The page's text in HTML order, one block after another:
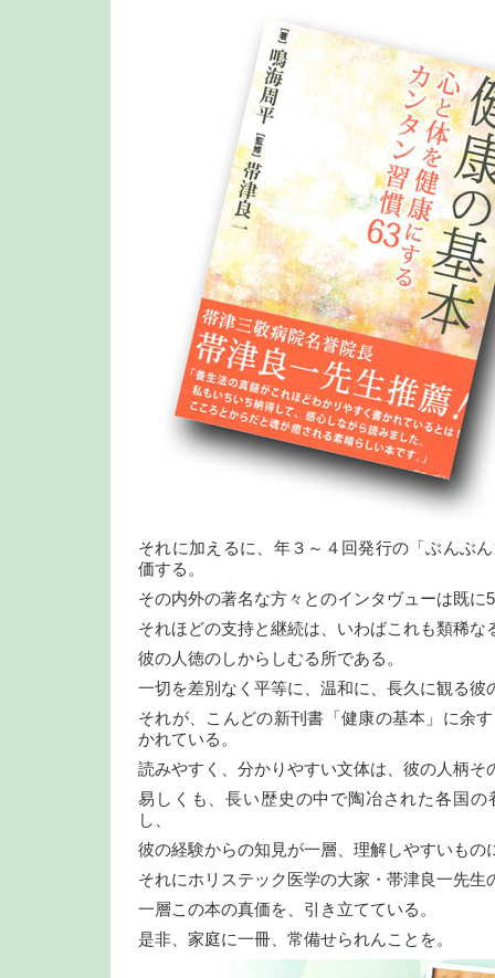
それに加えるに、年３～４回発行の「ぶんぶ
価する。
その内外の著名な方々とのインタヴューは既に
それほどの支持と継続は、いわばこれも類稀な
彼の人徳のしからしむる所である。
一切を差別なく平等に、温和に、長久に観る彼
それが、こんどの新刊書「健康の基本」に余
かれている。
読みやすく、分かりやすい文体は、彼の人柄そ
易しくも、長い歴史の中で陶冶された各国の
し、
彼の経験からの知見が一層、理解しやすいもの
それにホリステック医学の大家・帯津良一先生
一層この本の真価を、引き立てている。
是非、家庭に一冊、常備せられんことを。